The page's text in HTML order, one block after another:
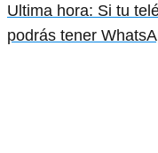
Ultima hora: Si tu
podrás tener